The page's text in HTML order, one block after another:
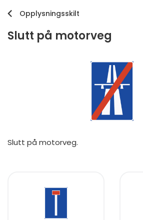
Opplysningsskilt
Slutt på motorveg
Slutt på motorveg.